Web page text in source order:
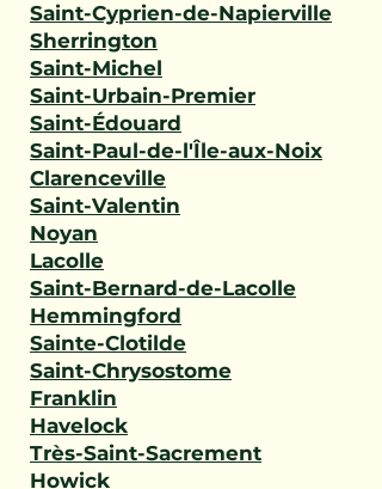
Saint-Cyprien-de-Napierville
Sherrington
Saint-Michel
Saint-Urbain-Premier
Saint-Édouard
Saint-Paul-de-l'Île-aux-Noix
Clarenceville
Saint-Valentin
Noyan
Lacolle
Saint-Bernard-de-Lacolle
Hemmingford
Sainte-Clotilde
Saint-Chrysostome
Franklin
Havelock
Très-Saint-Sacrement
Howick